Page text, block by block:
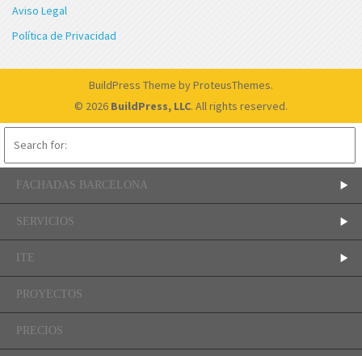
Aviso Legal
Política de Privacidad
BuildPress Theme by ProteusThemes.
© 2026 BuildPress, LLC. All rights reserved.
FACHADAS BARCELONA
SERVICIOS
ITE
PROYECTOS
PRECIOS